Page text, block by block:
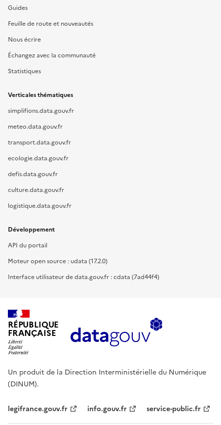
Guides
Feuille de route et nouveautés
Nous écrire
Échangez avec la communauté
Statistiques
Verticales thématiques
simplifions.data.gouv.fr
meteo.data.gouv.fr
transport.data.gouv.fr
ecologie.data.gouv.fr
defis.data.gouv.fr
culture.data.gouv.fr
logistique.data.gouv.fr
Développement
API du portail
Moteur open source : udata (17.2.0)
Interface utilisateur de data.gouv.fr : cdata (7ad44f4)
RÉPUBLIQUE
FRANÇAISE
Un produit de la Direction Interministérielle du Numérique
(DINUM).
legifrance.gouv.fr info.gouv.fr service-public.fr